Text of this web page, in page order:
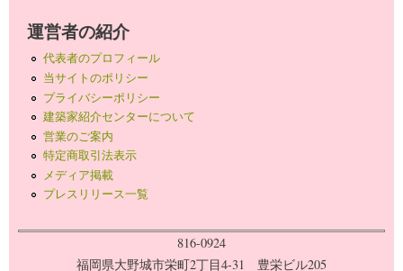
運営者の紹介
代表者のプロフィール
当サイトのポリシー
プライバシーポリシー
建築家紹介センターについて
営業のご案内
特定商取引法表示
メディア掲載
プレスリリース一覧
816-0924
福岡県大野城市栄町2丁目4-31 豊栄ビル205